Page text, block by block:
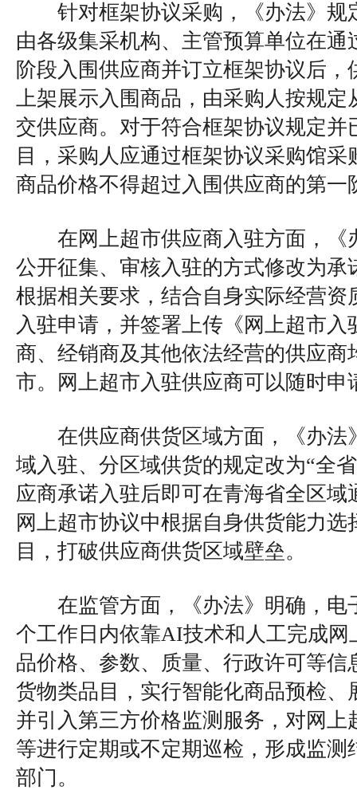
针对框架协议采购，《办法》规
由各级集采机构、主管预算单位在通
阶段入围供应商并订立框架协议后，
上架展示入围商品，由采购人按规定
交供应商。对于符合框架协议规定并
目，采购人应通过框架协议采购馆
商品价格不得超过入围供应商的第一
在网上超市供应商入驻方面，《
公开征集、审核入驻的方式修改为承
根据相关要求，结合自身实际经营资
入驻申请，并签署上传《网上超市入
商、经销商及其他依法经营的供应商
市。网上超市入驻供应商可以随时申
在供应商供货区域方面，《办法
域入驻、分区域供货的规定改为“全
应商承诺入驻后即可在青海省全区域
网上超市协议中根据自身供货能力
目，打破供应商供货区域壁垒。
在监管方面，《办法》明确，电
个工作日内依靠AI技术和人工完成网
品价格、参数、质量、行政许可等信
货物类品目，实行智能化商品预检、
并引入第三方价格监测服务，对网上
等进行定期或不定期巡检，形成监测
部门。